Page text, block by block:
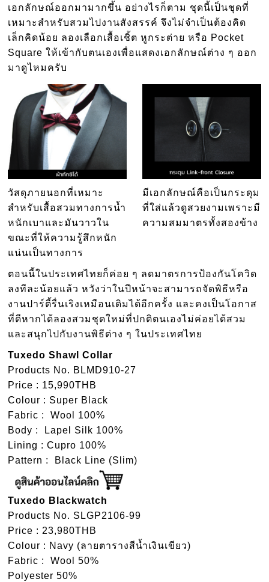
เอกลักษณ์ออกมามากขึ้น อย่างไรก็ตาม ชุดนี้เป็นชุดที่
เหมาะสำหรับสวมไปงานสังสรรค์ จึงไม่จำเป็นต้องคิด
เล็กคิดน้อย ลองเลือกเสื้อเชิ้ต หูกระต่าย หรือ Pocket
Square ให้เข้ากับตนเองเพื่อแสดงเอกลักษณ์ต่าง ๆ ออก
มาดูไหมครับ
วัสดุภายนอกที่เหมาะ
สำหรับเสื้อสวมทางการน้ำ
หนักเบาและมันวาวใน
ขณะที่ให้ความรู้สึกหนัก
แน่นเป็นทางการ
มีเอกลักษณ์คือเป็นกระดุม
ที่ใส่แล้วดูสวยงามเพราะมี
ความสมมาตรทั้งสองข้าง
ตอนนี้ในประเทศไทยก็ค่อย ๆ ลดมาตรการป้องกันโควิด
ลงทีละน้อยแล้ว หวังว่าในปีหน้าจะสามารถจัดพิธีหรือ
งานปาร์ตี้รื่นเริงเหมือนเดิมได้อีกครั้ง และคงเป็นโอกาส
ที่ดีหากได้ลองสวมชุดใหม่ที่ปกติตนเองไม่ค่อยได้สวม
และสนุกไปกับงานพิธีต่าง ๆ ในประเทศไทย
Tuxedo Shawl Collar
Products No. BLMD910-27
Price : 15,990THB
Colour : Super Black
Fabric : Wool 100%
Body : Lapel Silk 100%
Lining : Cupro 100%
Pattern : Black Line (Slim)
Tuxedo Blackwatch
Products No. SLGP2106-99
Price : 23,980THB
Colour : Navy (ลายตารางสีน้ำเงินเขียว)
Fabric : Wool 50%
Polyester 50%